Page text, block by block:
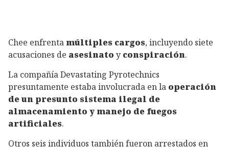
Chee enfrenta múltiples cargos, incluyendo siete
acusaciones de asesinato y conspiración.
La compañía Devastating Pyrotechnics
presuntamente estaba involucrada en la operación
de un presunto sistema ilegal de
almacenamiento y manejo de fuegos
artificiales.
Otros seis individuos también fueron arrestados en